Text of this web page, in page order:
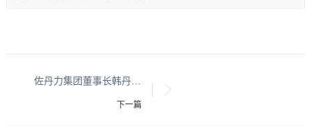
佐丹力集团董事长韩丹：从“学徒工”到 “吉商突出贡献人物”
下一篇